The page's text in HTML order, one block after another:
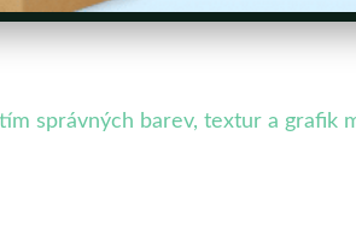
správných barev, textur a grafik